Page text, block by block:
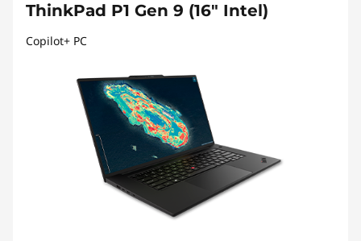
ThinkPad P1 Gen 9 (16" Intel)
Copilot+ PC